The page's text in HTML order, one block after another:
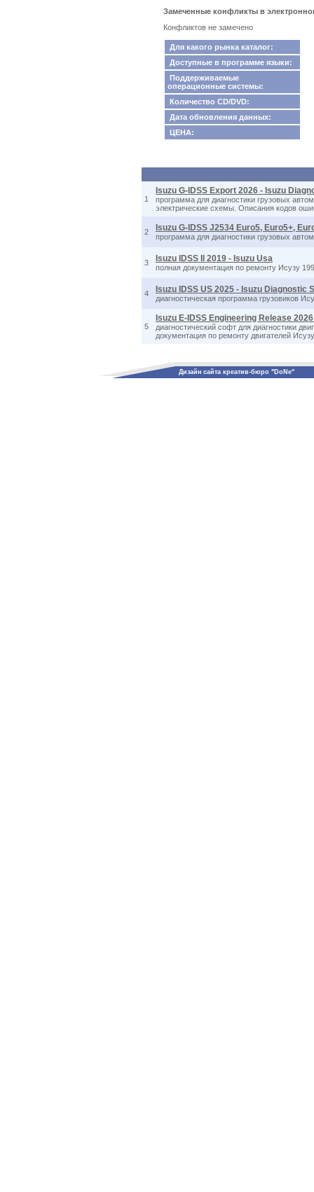
Замеченные конфликты в
Конфликтов не замечено
Для какого рынка каталог:
Доступные в программе языки:
Поддерживаемые
операционные системы:
Количество CD/DVD:
Дата обновления данных:
ЦЕНА:
1
Isuzu G-IDSS Export 2026 - Isuzu
программа для диагностики грузовых
электрические схемы. Описания кодов
2 Isuzu G-IDSS J2534 Euro5, Euro5+,
программа для диагностики грузовых
3 Isuzu IDSS II 2019 - Isuzu Usa
полная документация по ремонту Исузу
4 Isuzu IDSS US 2025 - Isuzu Diagnostic
диагностическая программа грузовиков
5
Isuzu E-IDSS Engineering Release
диагностический софт для диагностики
документация по ремонту двигателей
Дизайн сайта креатив-бюро "DoNe"